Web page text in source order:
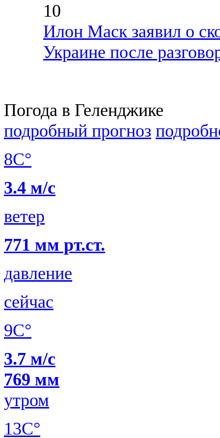
10
Илон Маск заявил о
Украине после
Погода в Геленджике
подробный прогноз
8C°
3.4 м/с
ветер
771 мм рт.ст.
давление
сейчас
9C°
3.7 м/с
769 мм
утром
13C°